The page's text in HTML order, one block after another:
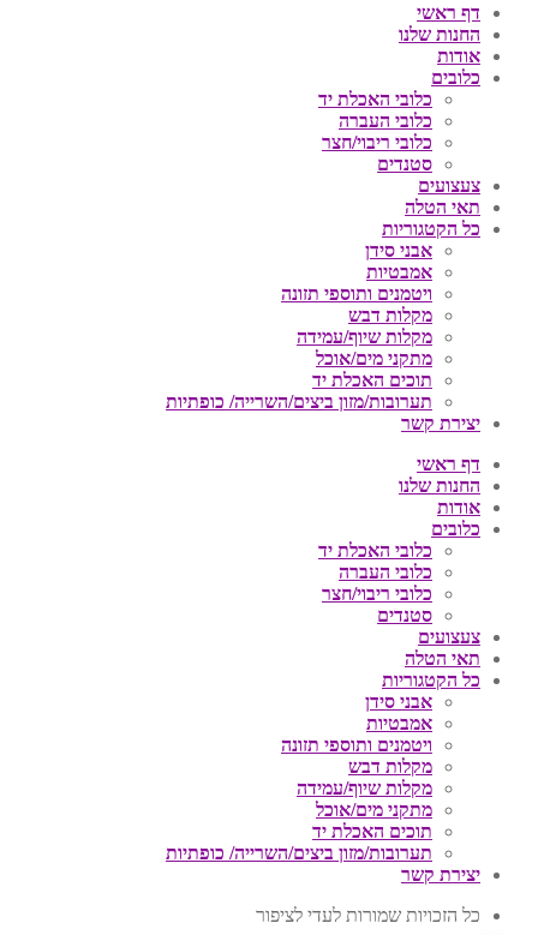
דף ראשי
החנות שלנו
אודות
כלובים
כלובי האכלת יד
כלובי העברה
כלובי ריבוי/חצר
סטנדים
צעצועים
תאי הטלה
כל הקטגוריות
אבני סידן
אמבטיות
ויטמנים ותוספי תזונה
מקלות דבש
מקלות שיוף/עמידה
מתקני מים/אוכל
תוכים האכלת יד
תערובות/מזון ביצים/השרייה/ כופתיות
יצירת קשר
דף ראשי
החנות שלנו
אודות
כלובים
כלובי האכלת יד
כלובי העברה
כלובי ריבוי/חצר
סטנדים
צעצועים
תאי הטלה
כל הקטגוריות
אבני סידן
אמבטיות
ויטמנים ותוספי תזונה
מקלות דבש
מקלות שיוף/עמידה
מתקני מים/אוכל
תוכים האכלת יד
תערובות/מזון ביצים/השרייה/ כופתיות
יצירת קשר
כל הזכויות שמורות לעדי לציפור